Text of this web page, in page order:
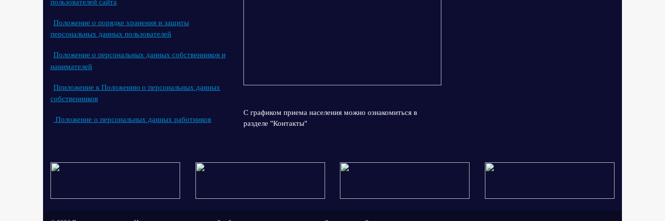
пользователей сайта
Положение о порядке хранения и защиты
персональных данных пользователей
Положение о персональных данных собственников и
нанимателей
Приложение к Положению о персональных данных
собственников
Положение о персональных данных работников
С графиком приема населения можно ознакомиться в
разделе "Контакты"